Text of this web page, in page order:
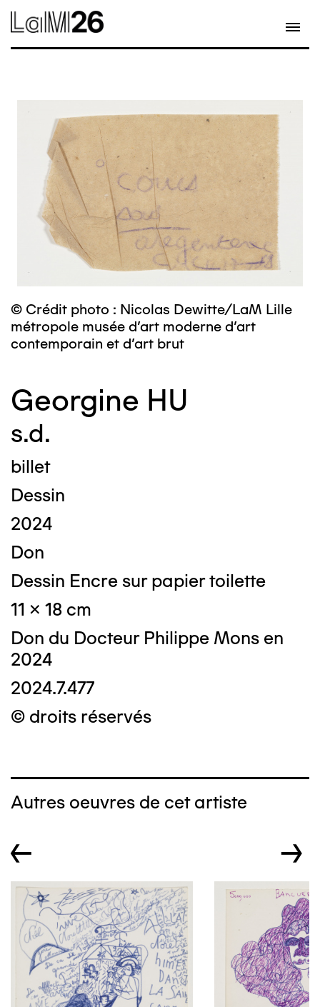
contenu
principal
© Crédit photo : Nicolas Dewitte/LaM Lille
métropole musée d’art moderne d’art
contemporain et d’art brut
Georgine HU
s.d.
billet
Dessin
2024
Don
Dessin Encre sur papier toilette
11 x 18 cm
Don du Docteur Philippe Mons en
2024
2024.7.477
© droits réservés
Autres oeuvres de cet artiste
← →